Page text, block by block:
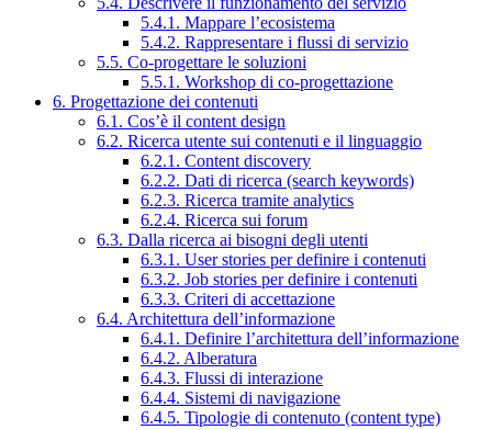
5.4.1. Mappare l’ecosistema
5.4.2. Rappresentare i flussi di servizio
5.5. Co-progettare le soluzioni
5.5.1. Workshop di co-progettazione
6. Progettazione dei contenuti
6.1. Cos’è il content design
6.2. Ricerca utente sui contenuti e il linguaggio
6.2.1. Content discovery
6.2.2. Dati di ricerca (search keywords)
6.2.3. Ricerca tramite analytics
6.2.4. Ricerca sui forum
6.3. Dalla ricerca ai bisogni degli utenti
6.3.1. User stories per definire i contenuti
6.3.2. Job stories per definire i contenuti
6.3.3. Criteri di accettazione
6.4. Architettura dell’informazione
6.4.1. Definire l’architettura dell’informazione
6.4.2. Alberatura
6.4.3. Flussi di interazione
6.4.4. Sistemi di navigazione
6.4.5. Tipologie di contenuto (content type)